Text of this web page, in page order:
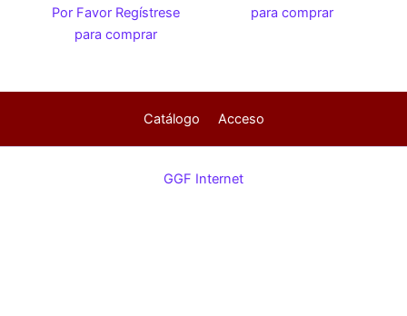
Por Favor Regístrese
para comprar
para comprar
Catálogo Acceso
GGF Internet